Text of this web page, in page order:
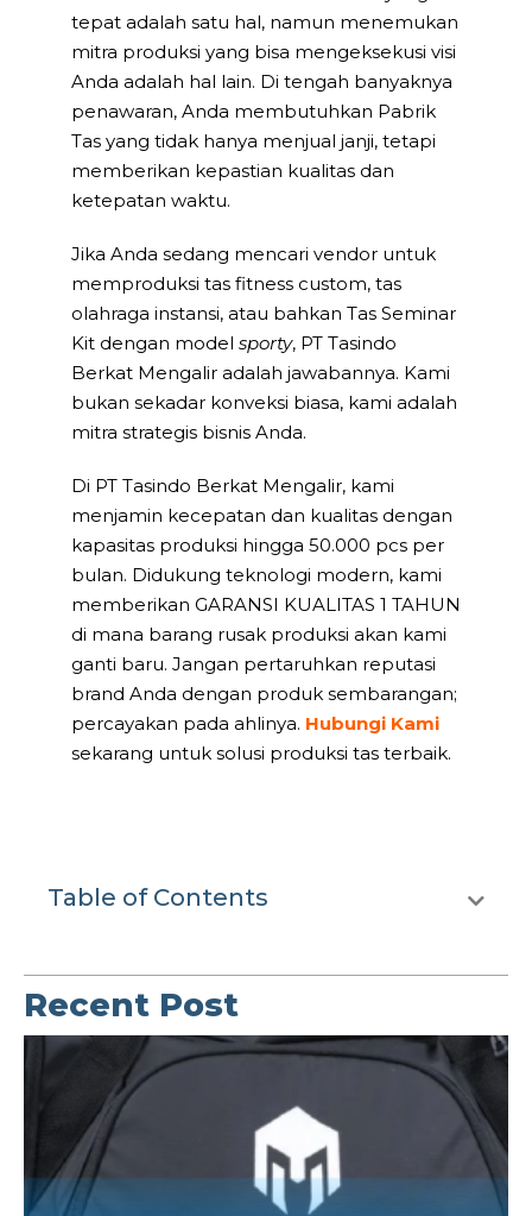
tepat adalah satu hal, namun menemukan
mitra produksi yang bisa mengeksekusi visi
Anda adalah hal lain. Di tengah banyaknya
penawaran, Anda membutuhkan Pabrik
Tas yang tidak hanya menjual janji, tetapi
memberikan kepastian kualitas dan
ketepatan waktu.
Jika Anda sedang mencari vendor untuk
memproduksi tas fitness custom, tas
olahraga instansi, atau bahkan Tas Seminar
Kit dengan model sporty, PT Tasindo
Berkat Mengalir adalah jawabannya. Kami
bukan sekadar konveksi biasa, kami adalah
mitra strategis bisnis Anda.
Di PT Tasindo Berkat Mengalir, kami
menjamin kecepatan dan kualitas dengan
kapasitas produksi hingga 50.000 pcs per
bulan. Didukung teknologi modern, kami
memberikan GARANSI KUALITAS 1 TAHUN
di mana barang rusak produksi akan kami
ganti baru. Jangan pertaruhkan reputasi
brand Anda dengan produk sembarangan;
percayakan pada ahlinya. Hubungi Kami
sekarang untuk solusi produksi tas terbaik.
Table of Contents
Recent Post